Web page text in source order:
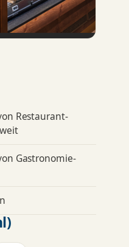
Restaurant-
Gastronomie-